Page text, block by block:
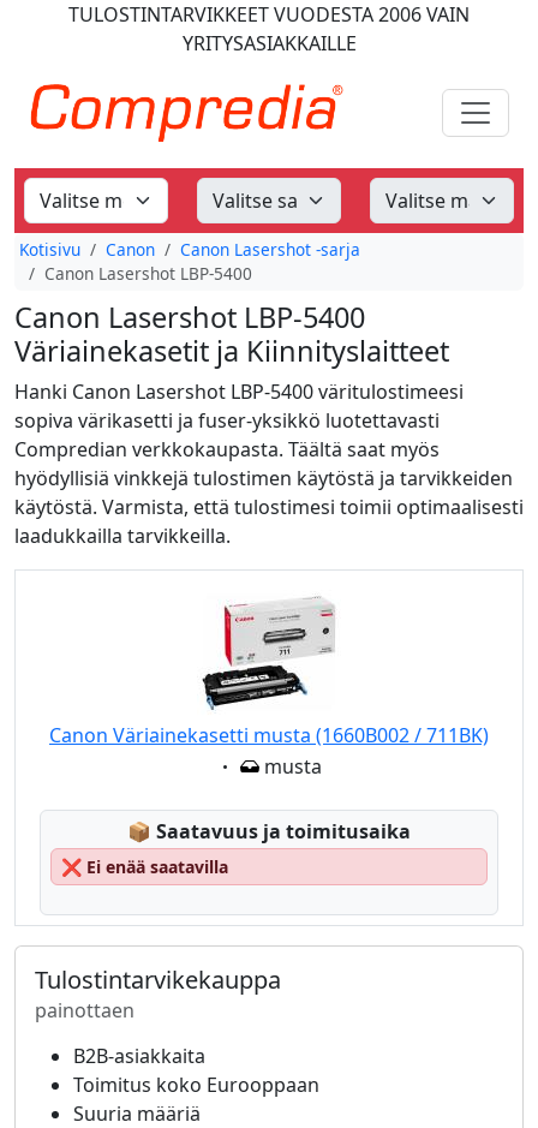
TULOSTINTARVIKKEETVUODESTA 2006VAIN
YRITYSASIAKKAILLE
Kotisivu Canon
Canon Lasershot -sarja
Canon Lasershot LBP-5400
Canon Lasershot LBP-5400
Väriainekasetit ja Kiinnityslaitteet
Hanki Canon Lasershot LBP-5400 väritulostimeesi
sopiva värikasetti ja fuser-yksikkö luotettavasti
Compredian verkkokaupasta. Täältä saat myös
hyödyllisiä vinkkejä tulostimen käytöstä ja tarvikkeiden
käytöstä. Varmista, että tulostimesi toimii optimaalisesti
laadukkailla tarvikkeilla.
Canon Väriainekasetti musta (1660B002 / 711BK)
Eigenschaft:
musta
📦 Lagerstatus:
Saatavuus ja toimitusaika
❌ Ei enää saatavilla
Tulostintarvikekauppa
painottaen
B2B-asiakkaita
Toimitus koko Eurooppaan
Suuria määriä